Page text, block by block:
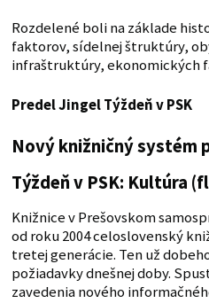
Rozdelené boli na základe
faktorov, sídelnej štruktúry,
infraštruktúry, ekonomických
Predel Jingel Týždeň v PSK
Nový knižničný systém
Týždeň v PSK: Kultúra
Knižnice v Prešovskom
od roku 2004 celoslovenský
tretej generácie. Ten už
požiadavky dnešnej doby.
zavedenia nového